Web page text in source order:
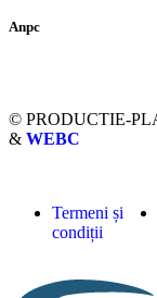
Anpc
© PRODUCTIE-
& WEBC
Termeni și
condiții